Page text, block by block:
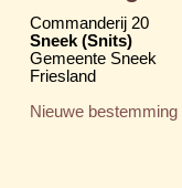
Commanderij 20
Sneek (Snits)
Gemeente Sneek
Friesland
Nieuwe bestemming